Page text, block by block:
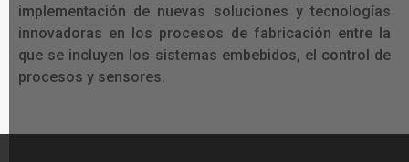
implementación de nuevas soluciones y tecnologías
innovadoras en los procesos de fabricación entre la
que se incluyen los sistemas embebidos, el control de
procesos y sensores.